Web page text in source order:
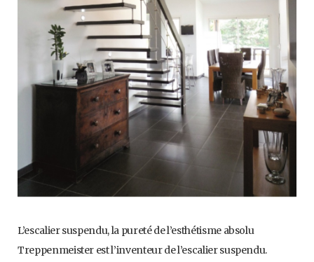
L’escalier suspendu, la pureté de l’esthétisme absolu
Treppenmeister est l’inventeur de l’escalier suspendu.